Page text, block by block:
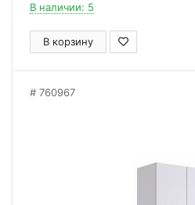
В наличии: 5
В корзину
760967